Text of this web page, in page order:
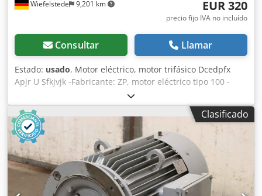
Wiefelstede 9,201 km EUR 320
precio fijo IVA no incluído
Consultar Llamar
Estado: usado, Motor eléctrico, motor trifásico Dcedpfx
Apjr U Sfkjvjk -Fabricante: ZP, motor eléctrico tipo 100 -
Potencia: 3,3/2,6 kW -Velocidad: 2800/1400 rpm -Eje: Ø 24 x
50 mm -Diseño: B5 -Dimensiones: 355/235/H200 mm -Peso:
24 kg
Clasificado